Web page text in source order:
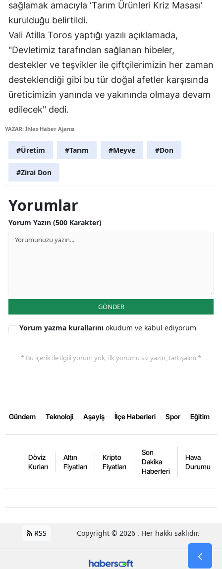
Düzce
sağlamak amacıyla ‘Tarım Ürünleri Kriz Masası’
kurulduğu belirtildi.
Vali Atilla Toros yaptığı yazılı açıklamada,
"Devletimiz tarafından sağlanan hibeler,
destekler ve teşvikler ile çiftçilerimizin her zaman
desteklendiği gibi bu tür doğal afetler karşısında
üreticimizin yanında ve yakınında olmaya devam
edilecek" dedi.
YAZAR: İhlas Haber Ajansı
#Üretim #Tarım #Meyve #Don
#Zirai Don
Yorumlar
Yorum Yazın (500 Karakter)
GÖNDER
Yorum yazma kurallarını okudum ve kabul ediyorum
* Bu içerik ile ilgili yorum yok, ilk yorumu siz yazın, tartışalım *
Gündem Teknoloji Aşayiş İlçe Haberleri Spor Eğitim
Döviz
Kurları
Altın
Fiyatları
Kripto
Fiyatları
Son
Dakika
Haberleri
Hava
Durumu
RSS Copyright © 2026 . Her hakkı saklıdır.